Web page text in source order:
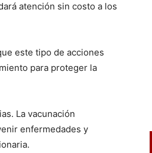
atención sin costo a los
este tipo de acciones
para proteger la
La vacunación
enfermedades y